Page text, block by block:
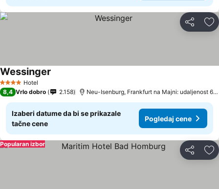
Deli
4 ZvezdiceHotel
Wessinger
8,4 Vrlo dobro 2.158 Neu-Isenburg, Frankfurt na Majni: udaljenost
Izaberi datume da bi se prikazale
tačne cene
Pogledaj cene
Deli
Popularan izbor